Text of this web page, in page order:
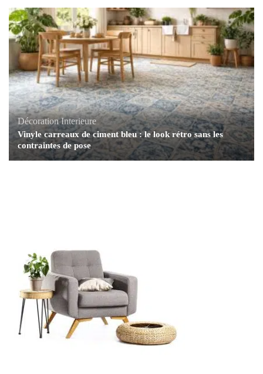
Décoration Interieure
Vinyle carreaux de ciment bleu : le look rétro sans les
contraintes de pose